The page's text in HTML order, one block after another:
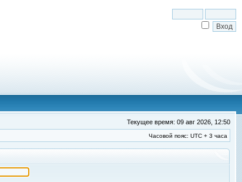
Текущее время: 09 авг 2026, 12:50
Часовой пояс: UTC + 3 часа